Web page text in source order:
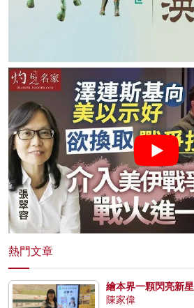
熱門文章
繪本界一顆閃亮新星
陳家偉